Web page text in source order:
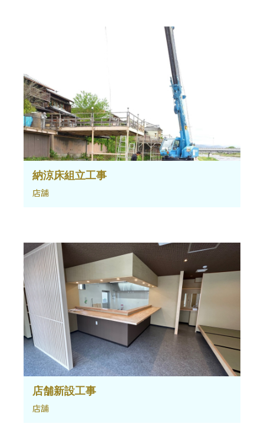
納涼床組立工事
店舗
店舗新設工事
店舗